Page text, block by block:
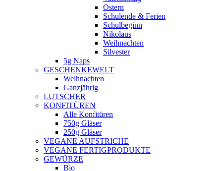
Ostern
Schulende & Ferien
Schulbeginn
Nikolaus
Weihnachten
Silvester
5g Naps
GESCHENKEWELT
Weihnachten
Ganzjährig
LUTSCHER
KONFITÜREN
Alle Konfitüren
750g Gläser
250g Gläser
VEGANE AUFSTRICHE
VEGANE FERTIGPRODUKTE
GEWÜRZE
Bio